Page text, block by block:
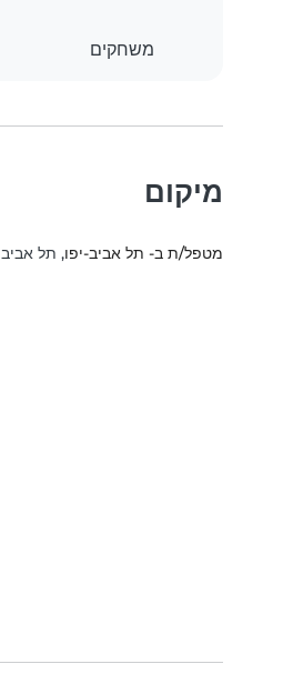
משחקים
מיקום
מטפל/ת ב- תל אביב-יפו, תל אביב